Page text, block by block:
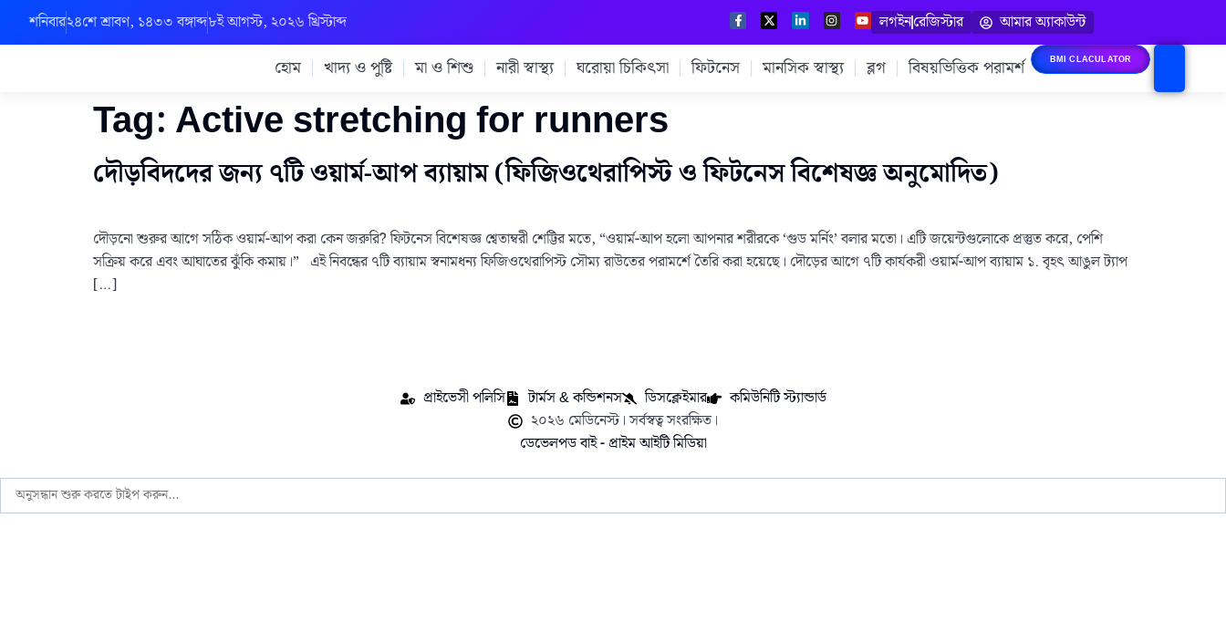
শনিবার২৪শে শ্রাবণ, ১৪৩৩ বঙ্গাব্দ৮ই আগস্ট, ২০২৬ খ্রিস্টাব্দ লগইনরেজিস্টার আমার অ্যাকাউন্ট
হোম খাদ্য ও পুষ্টি মা ও শিশু নারী স্বাস্থ্য ঘরোয়া চিকিৎসা ফিটনেস মানসিক স্বাস্থ্য ব্লগ বিষয়ভিত্তিক পরামর্শ BMI CLACULATOR
Tag: Active stretching for runners
দৌড়বিদদের জন্য ৭টি ওয়ার্ম-আপ ব্যায়াম (ফিজিওথেরাপিস্ট ও ফিটনেস বিশেষজ্ঞ অনুমোদিত)
দৌড়নো শুরুর আগে সঠিক ওয়ার্ম-আপ করা কেন জরুরি? ফিটনেস বিশেষজ্ঞ শ্বেতাম্বরী শেট্টির মতে, “ওয়ার্ম-আপ হলো আপনার শরীরকে ‘গুড মর্নিং’ বলার মতো। এটি জয়েন্টগুলোকে প্রস্তুত করে, পেশি
সক্রিয় করে এবং আঘাতের ঝুঁকি কমায়।” এই নিবন্ধের ৭টি ব্যায়াম স্বনামধন্য ফিজিওথেরাপিস্ট সৌম্য রাউতের পরামর্শে তৈরি করা হয়েছে। দৌড়ের আগে ৭টি কার্যকরী ওয়ার্ম-আপ ব্যায়াম ১. বৃহৎ আঙুল ট্যাপ
[…]
প্রাইভেসী পলিসি টার্মস & কন্ডিশনস ডিসক্লেইমার
কমিউনিটি স্ট্যান্ডার্ড
২০২৬ মেডিনেস্ট। সর্বস্বত্ব সংরক্ষিত।
ডেভেলপড বাই - প্রাইম আইটি মিডিয়া